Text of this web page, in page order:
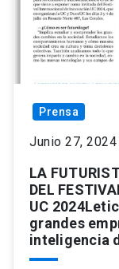
Prensa
Junio 27, 2024
LA
DEL
UC
grandes
inteligencia